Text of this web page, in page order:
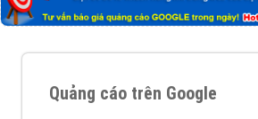
Quảng cáo trên Google